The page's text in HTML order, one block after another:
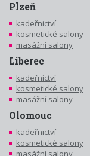
Plzeň
kadeřnictví
kosmetické salony
masážní salony
Liberec
kadeřnictví
kosmetické salony
masážní salony
Olomouc
kadeřnictví
kosmetické salony